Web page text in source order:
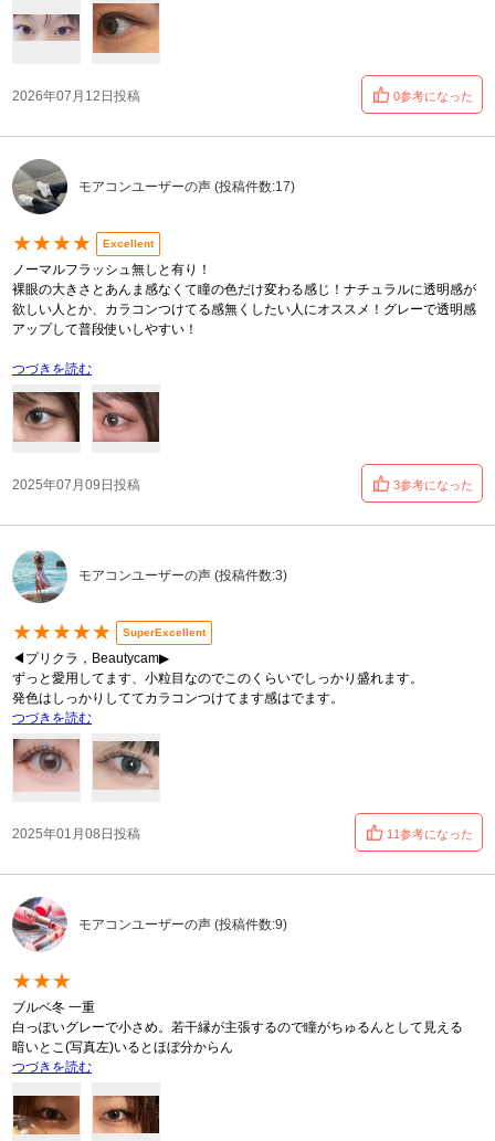
2026年07月12日投稿 0参考になった
モアコンユーザーの声 (投稿件数:17)
★★★★ Excellent
ノーマルフラッシュ無しと有り！
裸眼の大きさとあんま感なくて瞳の色だけ変わる感じ！ナチュラルに透明感が
欲しい人とか、カラコンつけてる感無くしたい人にオススメ！グレーで透明感
アップして普段使いしやすい！
つづきを読む
2025年07月09日投稿 3参考になった
モアコンユーザーの声 (投稿件数:3)
★★★★★ SuperExcellent
◀プリクラ，Beautycam▶︎
ずっと愛用してます、小粒目なのでこのくらいでしっかり盛れます。
発色はしっかりしててカラコンつけてます感はでます。
つづきを読む
2025年01月08日投稿 11参考になった
モアコンユーザーの声 (投稿件数:9)
★★★
ブルベ冬 一重
白っぽいグレーで小さめ。若干縁が主張するので瞳がちゅるんとして見える
暗いとこ(写真左)いるとほぼ分からん
つづきを読む